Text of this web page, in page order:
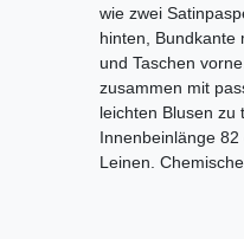
wie zwei
hinten, Bundkante
und Taschen
zusammen mit
leichten Blusen zu
Innenbeinlänge
Leinen.